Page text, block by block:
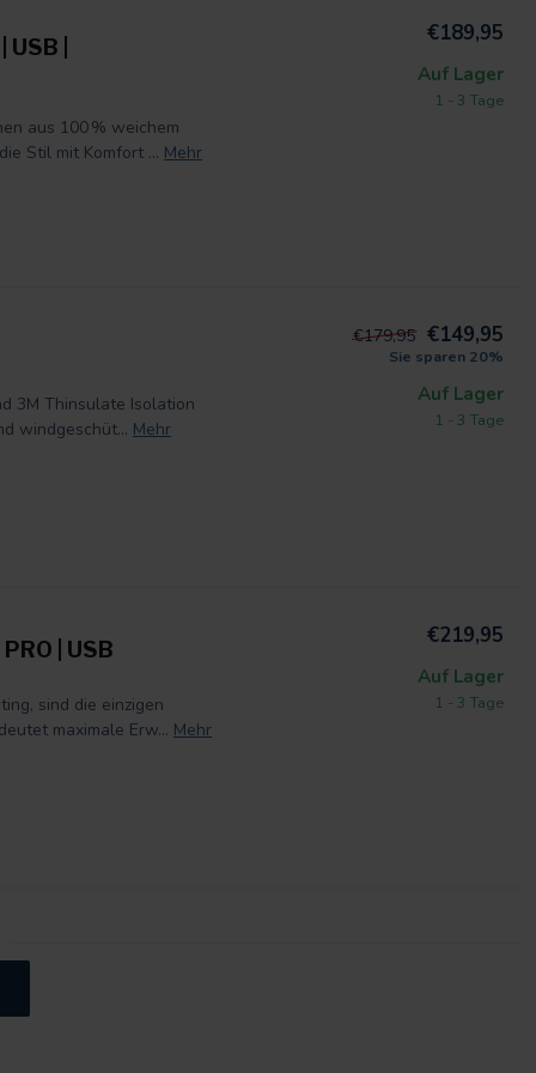
|
aus 100 % weichem
Stil mit Komfort ... Mehr
€189,95
Auf Lager
1 - 3 Tage
3M Thinsulate Isolation
windgeschüt... Mehr
€179,95 €149,95
Sie sparen 20%
Auf Lager
1 - 3 Tage
| USB
sind die einzigen
maximale Erw... Mehr
€219,95
Auf Lager
1 - 3 Tage